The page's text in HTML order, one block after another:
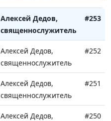
Алексей Дедов,
священнослужитель
#253
Алексей Дедов,
священнослужитель
#252
Алексей Дедов,
священнослужитель
#251
Алексей Дедов,
#250